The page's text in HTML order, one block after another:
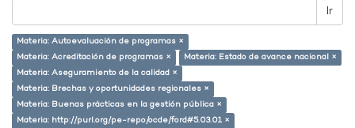
Ir
Materia: Autoevaluación de programas ×
Materia: Acreditación de programas ×
Materia: Estado de avance nacional ×
Materia: Aseguramiento de la calidad ×
Materia: Brechas y oportunidades regionales ×
Materia: Buenas prácticas en la gestión pública ×
Materia: http://purl.org/pe-repo/ocde/ford#5.03.01 ×